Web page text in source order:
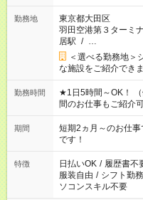
勤務地
東京都大田区
羽田空港第３ターミ
居駅 / …
＜選べる勤務地
な施設をご紹介でき
勤務時間
★1日5時間～OK！
間のお仕事もご紹介
庭の都合でお休みが
週最低15時間以上の
期間
短期2ヵ月～のお仕
です！
特徴 日払いOK / 履歴書不
服装自由 / シフト勤務
ソコンスキル不要